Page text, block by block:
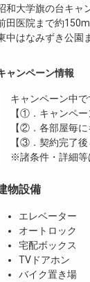
和大学旗の台キャ
田医院まで約150m
中はなみずき公園
ャンペーン情報
キャンペーン中で
【①．キャンペ
【②．各部屋毎
【③．契約完了
※諸条件・詳細等
物設備
エレベーター
オートロック
宅配ボックス
TVドアホン
バイク置き場